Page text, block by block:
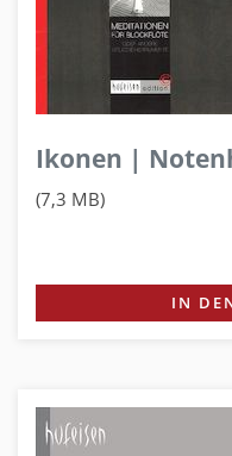
Ikonen |
(7,3 MB)
IN